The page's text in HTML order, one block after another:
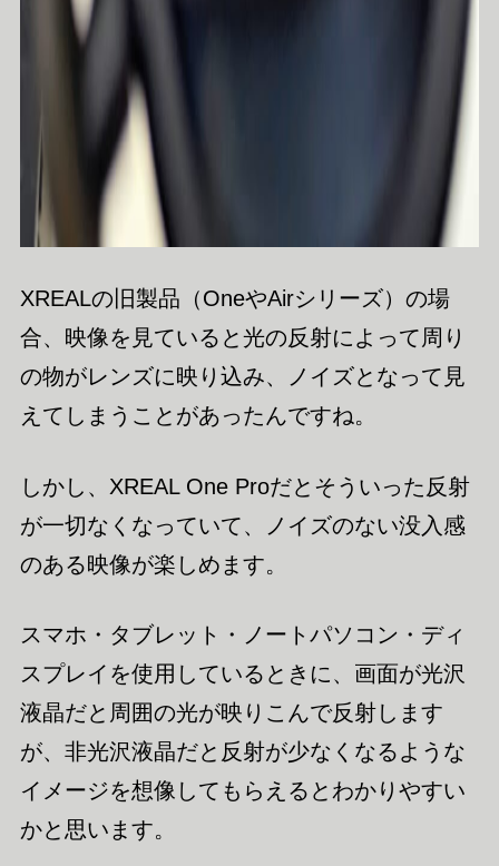
XREALの旧製品（OneやAirシリーズ）の場
合、映像を見ていると光の反射によって周り
の物がレンズに映り込み、ノイズとなって見
えてしまうことがあったんですね。
しかし、XREAL One Proだとそういった反射
が一切なくなっていて、ノイズのない没入感
のある映像が楽しめます。
スマホ・タブレット・ノートパソコン・ディ
スプレイを使用しているときに、画面が光沢
液晶だと周囲の光が映りこんで反射します
が、非光沢液晶だと反射が少なくなるような
イメージを想像してもらえるとわかりやすい
かと思います。